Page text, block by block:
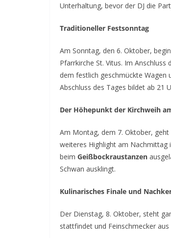
Unterhaltung, bevor der DJ die
Traditioneller Festsonntag
Am Sonntag, den 6. Oktober,
Pfarrkirche St. Vitus. Im
dem festlich geschmückte Wagen
Abschluss des Tages bildet ab 21
Der Höhepunkt der Kirchweih
Am Montag, dem 7. Oktober,
weiteres Highlight am Nachmittag
beim Geißbockraustanzen
Schwan ausklingt.
Kulinarisches Finale und
Der Dienstag, 8. Oktober, steht
stattfindet und Feinschmecker